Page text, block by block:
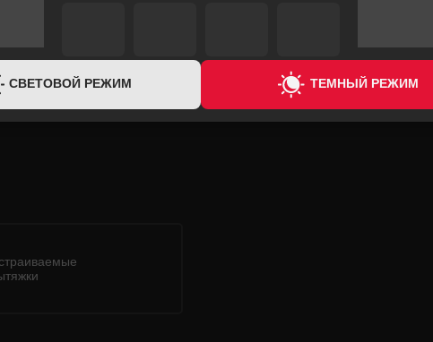
СВЕТОВОЙ РЕЖИМ ТЕМНЫЙ РЕЖИМ